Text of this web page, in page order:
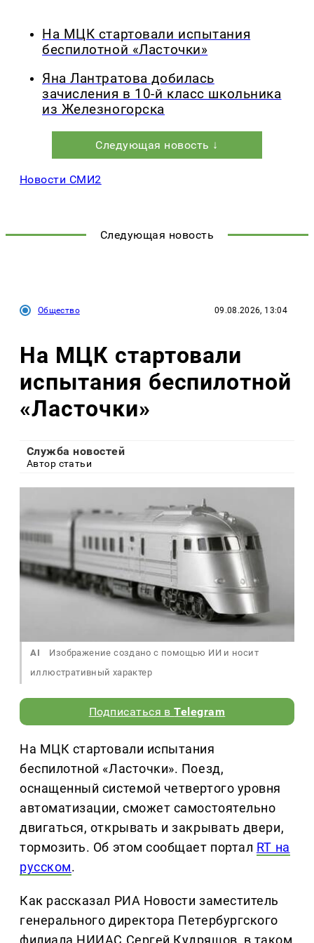
На МЦК стартовали испытания
беспилотной «Ласточки»
Яна Лантратова добилась
зачисления в 10-й класс школьника
из Железногорска
Следующая новость ↓
Новости СМИ2
Следующая новость
Общество 09.08.2026, 13:04
На МЦК стартовали
испытания беспилотной
«Ласточки»
Служба новостей
Автор статьи
AI
Изображение создано с помощью ИИ и носит
иллюстративный характер
Подписаться вTelegram
На МЦК стартовали испытания
беспилотной «Ласточки». Поезд,
оснащенный системой четвертого уровня
автоматизации, сможет самостоятельно
двигаться, открывать и закрывать двери,
тормозить. Об этом сообщает портал RT на
русском.
Как рассказал РИА Новости заместитель
генерального директора Петербургского
филиала НИИАС Сергей Кудряшов, в таком